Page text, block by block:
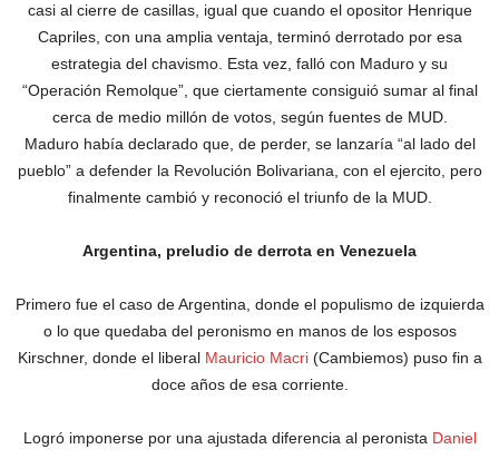
casi al cierre de casillas, igual que cuando el opositor Henrique
Capriles, con una amplia ventaja, terminó derrotado por esa
estrategia del chavismo. Esta vez, falló con Maduro y su
“Operación Remolque”, que ciertamente consiguió sumar al final
cerca de medio millón de votos, según fuentes de MUD.
Maduro había declarado que, de perder, se lanzaría “al lado del
pueblo” a defender la Revolución Bolivariana, con el ejercito, pero
finalmente cambió y reconoció el triunfo de la MUD.
Argentina, preludio de derrota en Venezuela
Primero fue el caso de Argentina, donde el populismo de izquierda
o lo que quedaba del peronismo en manos de los esposos
Kirschner, donde el liberal Mauricio Macri(Cambiemos) puso fin a
doce años de esa corriente.
Logró imponerse por una ajustada diferencia al peronista Daniel